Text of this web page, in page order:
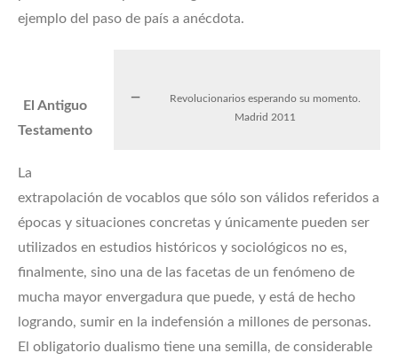
ejemplo del paso de país a anécdota.
Revolucionarios esperando su momento.
Madrid 2011
El Antiguo
Testamento
La
extrapolación de vocablos que sólo son válidos referidos a
épocas y situaciones concretas y únicamente pueden ser
utilizados en estudios históricos y sociológicos no es,
finalmente, sino una de las facetas de un fenómeno de
mucha mayor envergadura que puede, y está de hecho
logrando, sumir en la indefensión a millones de personas.
El obligatorio dualismo tiene una semilla, de considerable